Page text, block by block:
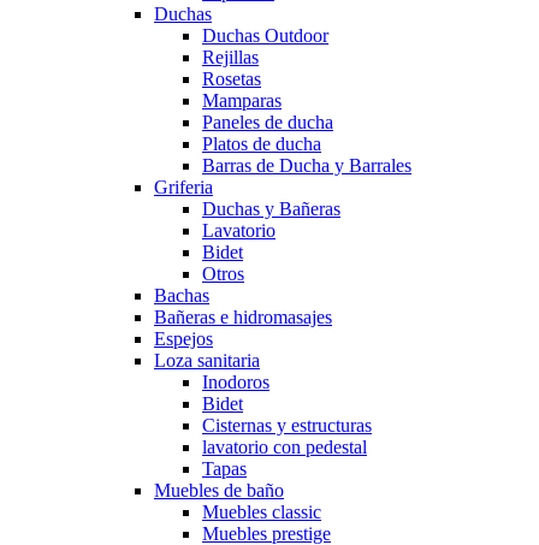
Duchas
Duchas Outdoor
Rejillas
Rosetas
Mamparas
Paneles de ducha
Platos de ducha
Barras de Ducha y Barrales
Griferia
Duchas y Bañeras
Lavatorio
Bidet
Otros
Bachas
Bañeras e hidromasajes
Espejos
Loza sanitaria
Inodoros
Bidet
Cisternas y estructuras
lavatorio con pedestal
Tapas
Muebles de baño
Muebles classic
Muebles prestige